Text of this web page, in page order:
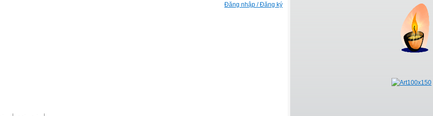
Đăng nhập / Đăng ký